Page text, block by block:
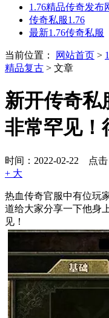
1.76精品传奇发布
传奇私服1.76
最新1.76传奇私服
当前位置： 网站首页 >
精品复古 > 文章
新开传奇私
非常罕见！
时间：2022-02-22 点击
+ 大
热血传奇官服中有位玩
道给大家分享一下他身
见！